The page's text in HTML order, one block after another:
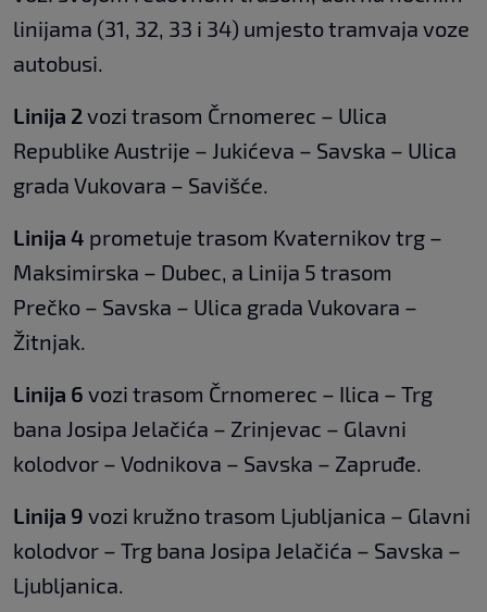
linijama (31, 32, 33 i 34) umjesto tramvaja voze
autobusi.
Linija 2vozi trasom Črnomerec – Ulica
Republike Austrije – Jukićeva – Savska – Ulica
grada Vukovara – Savišće.
Linija 4 prometuje trasom Kvaternikov trg –
Maksimirska – Dubec, a Linija 5 trasom
Prečko – Savska – Ulica grada Vukovara –
Žitnjak.
Linija 6 vozi trasom Črnomerec – Ilica – Trg
bana Josipa Jelačića – Zrinjevac – Glavni
kolodvor – Vodnikova – Savska – Zapruđe.
Linija 9 vozi kružno trasom Ljubljanica – Glavni
kolodvor – Trg bana Josipa Jelačića – Savska –
Ljubljanica.